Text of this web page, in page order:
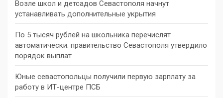
Возле школ и детсадов Севастополя начнут
устанавливать дополнительные укрытия
По 5 тысяч рублей на школьника перечислят
автоматически: правительство Севастополя утвердило
порядок выплат
Юные севастопольцы получили первую зарплату за
работу в ИТ-центре ПСБ